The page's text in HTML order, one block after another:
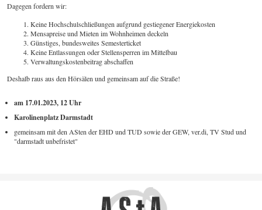
Dagegen fordern wir:
Keine Hochschulschließungen aufgrund gestiegener Energiekosten
Mensapreise und Mieten im Wohnheimen deckeln
Günstiges, bundesweites Semesterticket
Keine Entlassungen oder Stellensperren im Mittelbau
Verwaltungskostenbeitrag abschaffen
Deshalb raus aus den Hörsälen und gemeinsam auf die Straße!
am 17.01.2023, 12 Uhr
Karolinenplatz Darmstadt
gemeinsam mit den ASten der EHD und TUD sowie der GEW, ver.di, TV Stud und
"darmstadt unbefristet"